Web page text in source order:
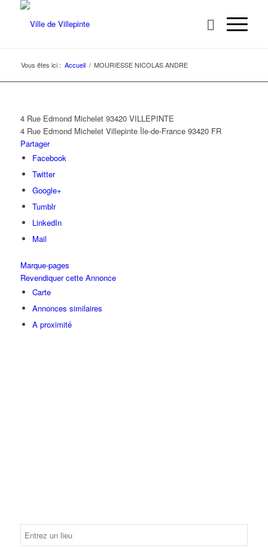
Vous êtes ici : Accueil / MOURIESSE NICOLAS ANDRE
4 Rue Edmond Michelet 93420 VILLEPINTE
4 Rue Edmond Michelet Villepinte Île-de-France 93420 FR
Partager
Facebook
Twitter
Google+
Tumblr
LinkedIn
Mail
Marque-pages
Revendiquer cette Annonce
Carte
Annonces similaires
A proximité